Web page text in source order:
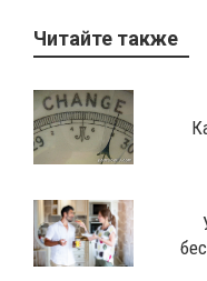
Читайте также